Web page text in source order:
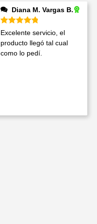
Diana M. Vargas B.
Valorado en 5de 5
Excelente servicio, el
producto llegó tal cual
como lo pedí.